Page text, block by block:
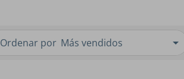
Ordenar por